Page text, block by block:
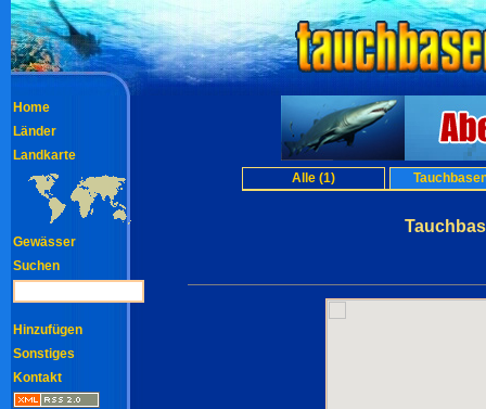
Alle (1)
Home
Länder
Landkarte
Gewässer
Suchen
Hinzufügen
Sonstiges
Kontakt